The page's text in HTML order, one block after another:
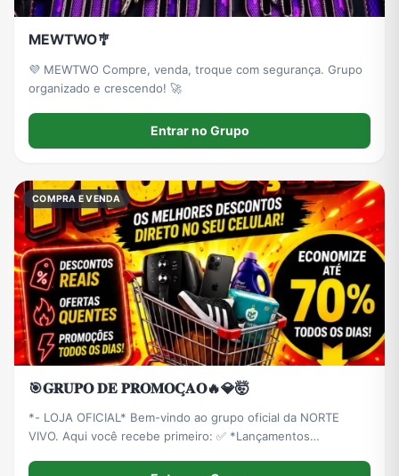
MEWTWO🎐
💜 MEWTWO Compre, venda, troque com segurança. Grupo
organizado e crescendo! 🚀
Entrar no Grupo
COMPRA E VENDA
🎯𝐆𝐑𝐔𝐏𝐎 𝐃𝐄 𝐏𝐑𝐎𝐌𝐎𝐂̧𝐀𝐎🔥💎🤯
*- LOJA OFICIAL* Bem-vindo ao grupo oficial da NORTE
VIVO. Aqui você recebe primeiro: ✅ *Lançamentos